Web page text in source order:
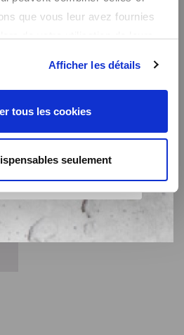
que vous leur avez fournies
Afficher les détails
tous les cookies
seulement
99,99€